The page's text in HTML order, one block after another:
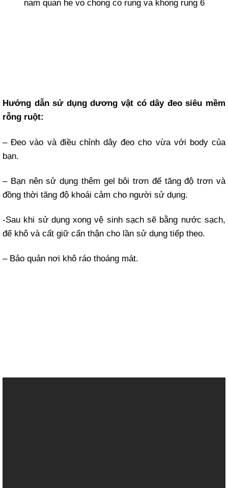
Hướng dẫn sử dụng dương vật có dây đeo siêu mềm
rỗng ruột:
– Đeo vào và điều chỉnh dây đeo cho vừa với body của
bạn.
– Bạn nên sử dụng thêm gel bôi trơn để tăng độ trơn và
đồng thời tăng độ khoái cảm cho người sử dụng.
-Sau khi sử dụng xong vệ sinh sạch sẽ bằng nước sạch,
để khô và cất giữ cẩn thận cho lần sử dụng tiếp theo.
– Bảo quản nơi khô ráo thoáng mát.